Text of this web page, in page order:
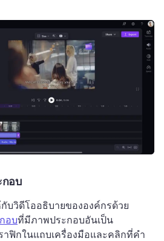
อบ
บวิดีโออธิบายขององค์กรด้วย
อบที่มีภาพประกอบอันเป็น
ฟิกในแถบเครื่องมือและคลิกที่คำ